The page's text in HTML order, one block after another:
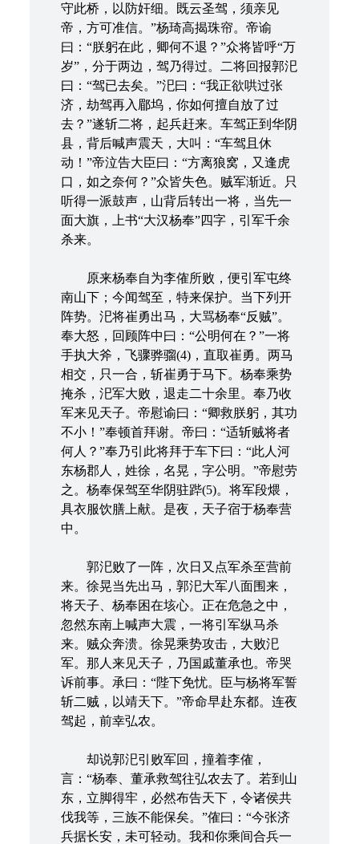
守此桥，以防奸细。既云圣驾，须亲见
帝，方可准信。”杨琦高揭珠帘。帝谕
曰：“朕躬在此，卿何不退？”众将皆呼“万
岁”，分于两边，驾乃得过。二将回报郭汜
曰：“驾已去矣。”汜曰：“我正欲哄过张
济，劫驾再入郿坞，你如何擅自放了过
去？”遂斩二将，起兵赶来。车驾正到华阴
县，背后喊声震天，大叫：“车驾且休
动！”帝泣告大臣曰：“方离狼窝，又逢虎
口，如之奈何？”众皆失色。贼军渐近。只
听得一派鼓声，山背后转出一将，当先一
面大旗，上书“大汉杨奉”四字，引军千余
杀来。
原来杨奉自为李傕所败，便引军屯终
南山下；今闻驾至，特来保护。当下列开
阵势。汜将崔勇出马，大骂杨奉“反贼”。
奉大怒，回顾阵中曰：“公明何在？”一将
手执大斧，飞骤骅骝(4)，直取崔勇。两马
相交，只一合，斩崔勇于马下。杨奉乘势
掩杀，汜军大败，退走二十余里。奉乃收
军来见天子。帝慰谕曰：“卿救朕躬，其功
不小！”奉顿首拜谢。帝曰：“适斩贼将者
何人？”奉乃引此将拜于车下曰：“此人河
东杨郡人，姓徐，名晃，字公明。”帝慰劳
之。杨奉保驾至华阴驻跸(5)。将军段煨，
具衣服饮膳上献。是夜，天子宿于杨奉营
中。
郭汜败了一阵，次日又点军杀至营前
来。徐晃当先出马，郭汜大军八面围来，
将天子、杨奉困在垓心。正在危急之中，
忽然东南上喊声大震，一将引军纵马杀
来。贼众奔溃。徐晃乘势攻击，大败汜
军。那人来见天子，乃国戚董承也。帝哭
诉前事。承曰：“陛下免忧。臣与杨将军誓
斩二贼，以靖天下。”帝命早赴东都。连夜
驾起，前幸弘农。
却说郭汜引败军回，撞着李傕，
言：“杨奉、董承救驾往弘农去了。若到山
东，立脚得牢，必然布告天下，令诸侯共
伐我等，三族不能保矣。”傕曰：“今张济
兵据长安，未可轻动。我和你乘间合兵一